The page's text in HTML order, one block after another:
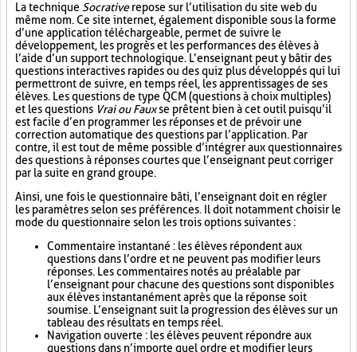
La technique Socrativerepose sur l’utilisation du site web du
même nom. Ce site internet, également disponible sous la forme
d’une application téléchargeable, permet de suivre le
développement, les progrès et les performances des élèves à
l’aide d’un support technologique. L’enseignant peut y bâtir des
questions interactives rapides ou des quiz plus développés qui lui
permettront de suivre, en temps réel, les apprentissages de ses
élèves. Les questions de type QCM (questions à choix multiples)
et les questions Vrai ou Fauxse prêtent bien à cet outil puisqu’il
est facile d’en programmer les réponses et de prévoir une
correction automatique des questions par l’application. Par
contre, il est tout de même possible d’intégrer aux questionnaires
des questions à réponses courtes que l’enseignant peut corriger
par la suite en grand groupe.
Ainsi, une fois le questionnaire bâti, l’enseignant doit en régler
les paramètres selon ses préférences. Il doit notamment choisir le
mode du questionnaire selon les trois options suivantes :
Commentaire instantané : les élèves répondent aux
questions dans l’ordre et ne peuvent pas modifier leurs
réponses. Les commentaires notés au préalable par
l’enseignant pour chacune des questions sont disponibles
aux élèves instantanément après que la réponse soit
soumise. L’enseignant suit la progression des élèves sur un
tableau des résultats en temps réel.
Navigation ouverte : les élèves peuvent répondre aux
questions dans n’importe quel ordre et modifier leurs